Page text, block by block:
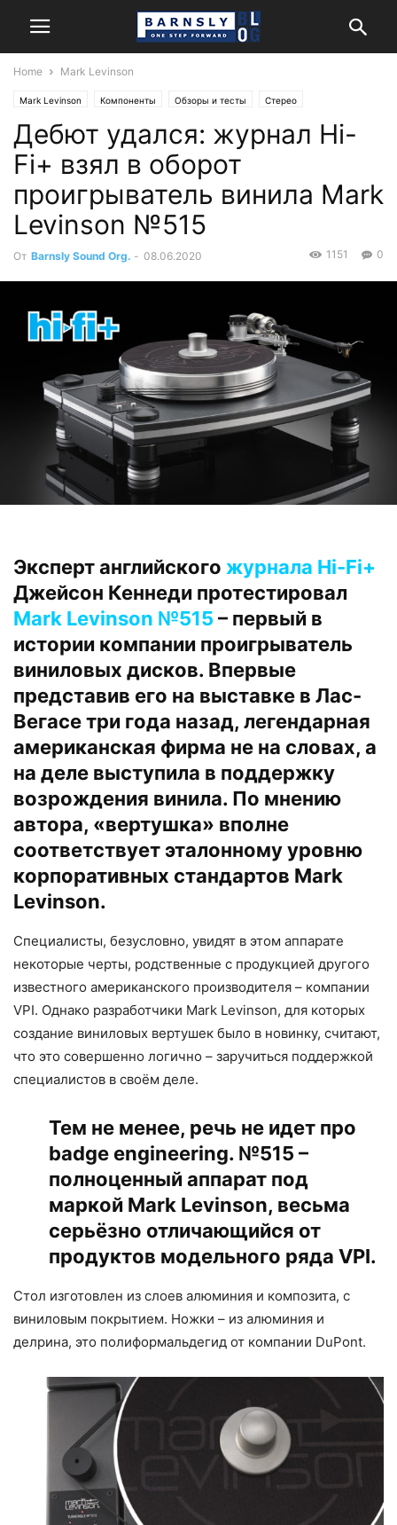
Home Mark Levinson
Mark Levinson Компоненты Обзоры и тесты Стерео
Дебют удался: журнал Hi-
Fi+ взял в оборот
проигрыватель винила Mark
Levinson №515
От Barnsly Sound Org. - 08.06.2020 0
1151
Эксперт английского журнала Hi-Fi+
Джейсон Кеннеди протестировал
Mark Levinson №515 – первый в
истории компании проигрыватель
виниловых дисков. Впервые
представив его на выставке в Лас-
Вегасе три года назад, легендарная
американская фирма не на словах, а
на деле выступила в поддержку
возрождения винила. По мнению
автора, «вертушка» вполне
соответствует эталонному уровню
корпоративных стандартов Mark
Levinson.
Специалисты, безусловно, увидят в этом аппарате
некоторые черты, родственные с продукцией другого
известного американского производителя – компании
VPI. Однако разработчики Mark Levinson, для которых
создание виниловых вертушек было в новинку, считают,
что это совершенно логично – заручиться поддержкой
специалистов в своём деле.
Тем не менее, речь не идет про
badge engineering. №515 –
полноценный аппарат под
маркой Mark Levinson, весьма
серьёзно отличающийся от
продуктов модельного ряда VPI.
Стол изготовлен из слоев алюминия и композита, с
виниловым покрытием. Ножки – из алюминия и
делрина, это полиформальдегид от компании DuPont.